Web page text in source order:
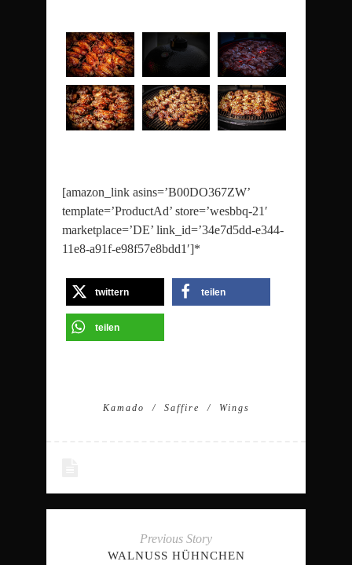
[amazon_link asins=’B00DO367ZW’
template=’ProductAd’ store=’wesbbq-21′
marketplace=’DE’ link_id=’34e7d5dd-e344-
11e8-a91f-e98f57e8bdd1′]*
twittern teilen
teilen
Kamado Saffire Wings
Previous Story
WALNUSS HÜHNCHEN